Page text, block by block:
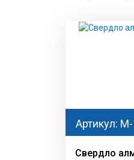
Артикул:
Свердло